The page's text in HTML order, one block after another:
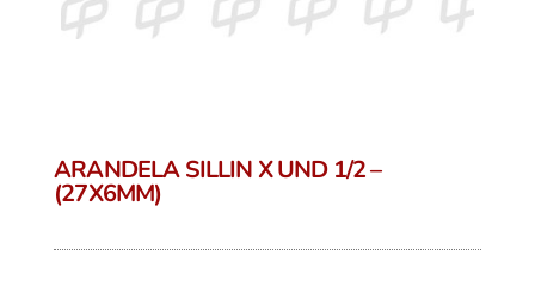
ARANDELA SILLIN X UND 1/2 –
(27X6MM)